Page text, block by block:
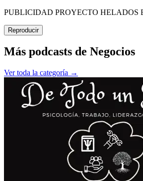
PUBLICIDAD PROYECTO HELADOS
Reproducir
Más podcasts de Negocios
Ver toda la categoría →